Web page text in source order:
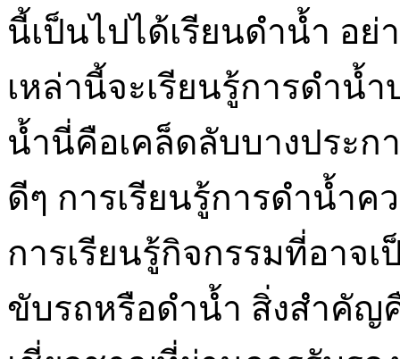
นี้เป็นไปได้เรียนดําน้ำ อ
เหล่านี้จะเรียนรู้การดำน้
น้ำนี่คือเคล็ดลับบางประก
ดีๆ การเรียนรู้การดำน้ำค
การเรียนรู้กิจกรรมที่อาจ
ขับรถหรือดำน้ำ สิ่งสำคัญ